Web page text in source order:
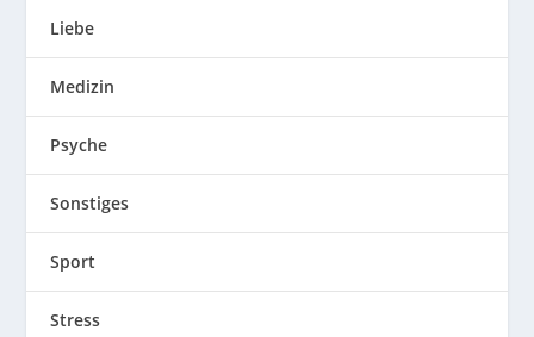
Liebe
Medizin
Psyche
Sonstiges
Sport
Stress